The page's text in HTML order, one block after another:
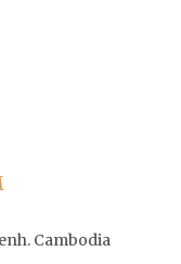
Cambodia